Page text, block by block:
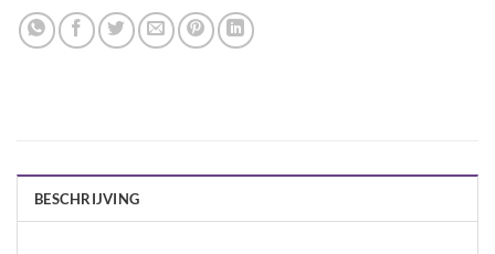
BESCHRIJVING